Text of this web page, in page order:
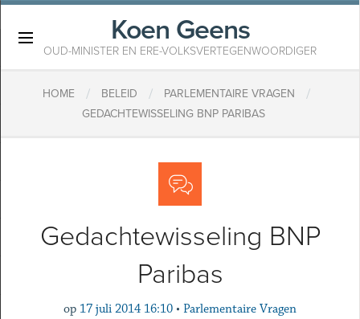
Koen Geens
OUD-MINISTER EN ERE-VOLKSVERTEGENWOORDIGER
HOME / BELEID / PARLEMENTAIRE VRAGEN /
GEDACHTEWISSELING BNP PARIBAS
Gedachtewisseling BNP
Paribas
op 17 juli 2014 16:10 • Parlementaire Vragen